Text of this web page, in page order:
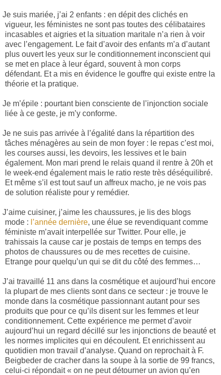
Je suis mariée, j’ai 2 enfants : en dépit des clichés en
vigueur, les féministes ne sont pas toutes des célibataires
incasables et aigries et la situation maritale n’a rien à voir
avec l’engagement. Le fait d’avoir des enfants m’a d’autant
plus ouvert les yeux sur le conditionnement inconscient qui
se met en place à leur égard, souvent à mon corps
défendant. Et a mis en évidence le gouffre qui existe entre la
théorie et la pratique.
Je m’épile : pourtant bien consciente de l’injonction sociale
liée à ce geste, je m’y conforme.
Je ne suis pas arrivée à l’égalité dans la répartition des
tâches ménagères au sein de mon foyer : le repas c’est moi,
les courses aussi, les devoirs, les lessives et le bain
également. Mon mari prend le relais quand il rentre à 20h et
le week-end également mais le ratio reste très déséquilibré.
Et même s’il est tout sauf un affreux macho, je ne vois pas
de solution réaliste pour y remédier.
J’aime cuisiner, j’aime les chaussures, je lis des blogs
mode : l’année dernière, une élue se revendiquant comme
féministe m’avait interpellée sur Twitter. Pour elle, je
trahissais la cause car je postais de temps en temps des
photos de chaussures ou de mes recettes de cuisine.
Etrange pour quelqu’un qui se dit du côté des femmes…
J’ai travaillé 11 ans dans la cosmétique et aujourd’hui encore
la plupart de mes clients sont dans ce secteur : je trouve le
monde dans la cosmétique passionnant autant pour ses
produits que pour ce qu’ils disent sur les femmes et leur
conditionnement. Cette expérience me permet d’avoir
aujourd’hui un regard décillé sur les injonctions de beauté et
les normes implicites qui en découlent. Et enrichissent au
quotidien mon travail d’analyse. Quand on reprochait à F.
Beigbeder de cracher dans la soupe à la sortie de 99 francs,
celui-ci répondait « on ne peut détourner un avion qu’en